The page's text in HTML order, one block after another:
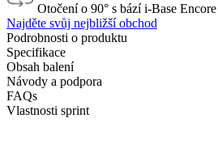
Otočení o 90° s bází i-Base Encore
Najděte svůj nejbližší obchod
Podrobnosti o produktu
Specifikace
Obsah balení
Návody a podpora
FAQs
Vlastnosti sprint